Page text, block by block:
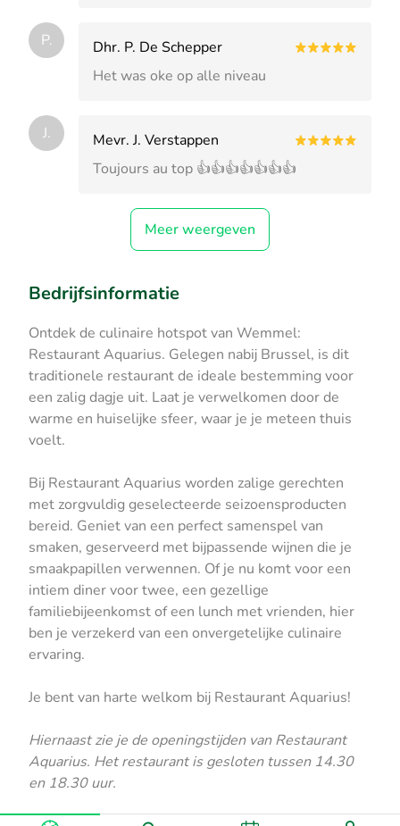
P.
Dhr. P. De Schepper
Het was oke op alle niveau
J.
Mevr. J. Verstappen
Toujours au top 👍👍👍👍👍👍👍
Meer weergeven
Bedrijfsinformatie
Ontdek de culinaire hotspot van Wemmel:
Restaurant Aquarius. Gelegen nabij Brussel, is dit
traditionele restaurant de ideale bestemming voor
een zalig dagje uit. Laat je verwelkomen door de
warme en huiselijke sfeer, waar je je meteen thuis
voelt.
Bij Restaurant Aquarius worden zalige gerechten
met zorgvuldig geselecteerde seizoensproducten
bereid. Geniet van een perfect samenspel van
smaken, geserveerd met bijpassende wijnen die je
smaakpapillen verwennen. Of je nu komt voor een
intiem diner voor twee, een gezellige
familiebijeenkomst of een lunch met vrienden, hier
ben je verzekerd van een onvergetelijke culinaire
ervaring.
Je bent van harte welkom bij Restaurant Aquarius!
Hiernaast zie je de openingstijden van Restaurant
Aquarius. Het restaurant is gesloten tussen 14.30
en 18.30 uur.